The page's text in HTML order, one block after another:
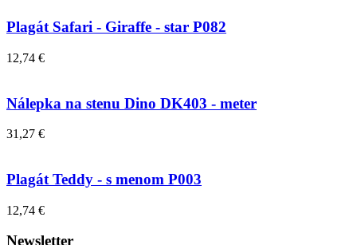
Plagát Safari - Giraffe - star P082
12,74 €
Nálepka na stenu Dino DK403 - meter
31,27 €
Plagát Teddy - s menom P003
12,74 €
Newsletter